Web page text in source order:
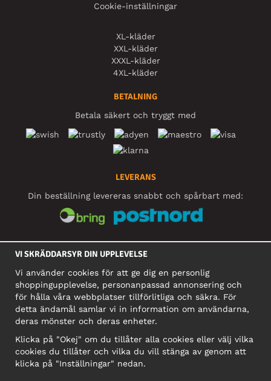
Cookie-inställningar
XL-kläder
XXL-kläder
XXXL-kläder
4XL-kläder
BETALNING
Betala säkert och tryggt med
LEVERANS
Din beställning levereras snabbt och spårbart med:
SOCIALA MEDIER
FÖRETAG
Motley Denim Europe OÜ
Narva mnt 5, EE-10117 Tallinn
Org: 12356245, Momsnummer: SE502090048501
OBS! Skicka inte varureturer till denna adress!
VI SKRÄDDARSYR DIN UPPLEVELSE
Vi använder cookies för att ge dig en personlig
shoppingupplevelse, personanpassad annonsering och
för hålla våra webbplatser tillförlitliga och säkra. För
detta ändamål samlar vi in information om användarna,
deras mönster och deras enheter.
Klicka på "Okej" om du tillåter alla cookies eller välj vilka
cookies du tillåter och vilka du vill stänga av genom att
klicka på "Inställningar" nedan.